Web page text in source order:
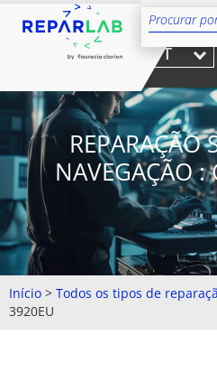
PT
REPARAÇÃO
NAVEGAÇÃO
Início > Todos os tipos de
3920EU